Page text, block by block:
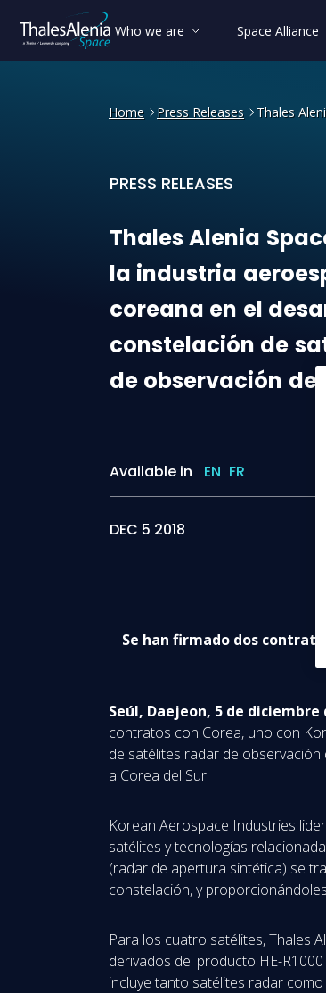
Who we are Space Alliance
Home Press Releases Thales
PRESS RELEASES
Thales Alenia
ThalesAlenia
la industria
coreana en el
constelación de
de observación de
Available in EN FR
DEC 5 2018
Se han firmado dos
Seúl, Daejeon, 5 de diciembre
contratos con Corea, uno con
de satélites radar de
a Corea del Sur.
Korean Aerospace Industries
satélites y tecnologías
(radar de apertura sintética) se
constelación, y
Para los cuatro satélites, Thales
derivados del producto HE-
incluye tanto satélites radar